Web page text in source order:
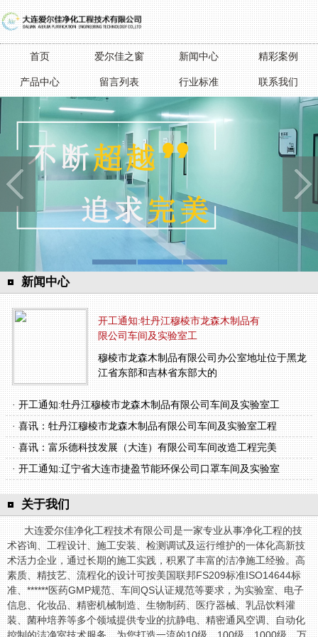
首页 爱尔佳之窗 新闻中心 精彩案例
产品中心 留言列表 行业标准 联系我们
新闻中心
开工通知:牡丹江穆棱市龙森木制品有
限公司车间及实验室工
穆棱市龙森木制品有限公司办公室地址位于黑龙
江省东部和吉林省东部大的
· 开工通知:牡丹江穆棱市龙森木制品有限公司车间及实验室工
· 喜讯：牡丹江穆棱市龙森木制品有限公司车间及实验室工程
· 喜讯：富乐德科技发展（大连）有限公司车间改造工程完美
· 开工通知:辽宁省大连市捷盈节能环保公司口罩车间及实验室
关于我们
大连爱尔佳净化工程技术有限公司是一家专业从事净化工程的技
术咨询、工程设计、施工安装、检测调试及运行维护的一体化高新技
术活力企业，通过长期的施工实践，积累了丰富的洁净施工经验。高
素质、精技艺、流程化的设计可按美国联邦FS209标准ISO14644标
准、******医药GMP规范、车间QS认证规范等要求，为实验室、电子
信息、化妆品、精密机械制造、生物制药、医疗器械、乳品饮料灌
装、菌种培养等多个领域提供专业的抗静电、精密通风空调、自动化